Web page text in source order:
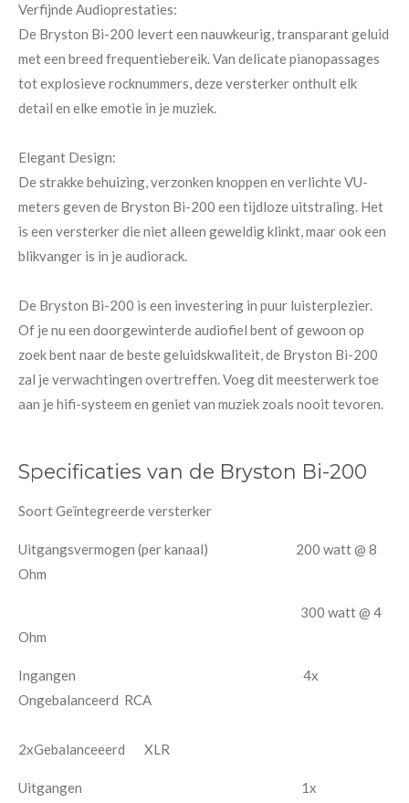
Verfijnde Audioprestaties:
De Bryston Bi-200 levert een nauwkeurig, transparant geluid
met een breed frequentiebereik. Van delicate pianopassages
tot explosieve rocknummers, deze versterker onthult elk
detail en elke emotie in je muziek.
Elegant Design:
De strakke behuizing, verzonken knoppen en verlichte VU-
meters geven de Bryston Bi-200 een tijdloze uitstraling. Het
is een versterker die niet alleen geweldig klinkt, maar ook een
blikvanger is in je audiorack.
De Bryston Bi-200 is een investering in puur luisterplezier.
Of je nu een doorgewinterde audiofiel bent of gewoon op
zoek bent naar de beste geluidskwaliteit, de Bryston Bi-200
zal je verwachtingen overtreffen. Voeg dit meesterwerk toe
aan je hifi-systeem en geniet van muziek zoals nooit tevoren.
Specificaties van de Bryston Bi-200
Soort Geïntegreerde versterker
Uitgangsvermogen (per kanaal) 200 watt @ 8
Ohm
300 watt @ 4
Ohm
Ingangen 4x
Ongebalanceerd RCA
2xGebalanceeerd XLR
Uitgangen 1x